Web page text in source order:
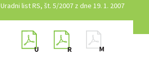
Uradni list RS, št. 5/2007 z dne 19. 1. 2007